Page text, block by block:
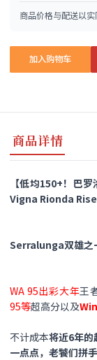
商品价格与配送以
加入购物车
商品详情
【低均150+！巴
Vigna Rionda
Serralunga双雄之
WA 95出彩大年王
95等超高分以及
不计成本将近6年
一点点，老饕们拼